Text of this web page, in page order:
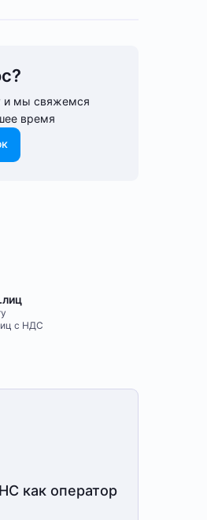
и мы свяжемся
время
с НДС
как оператор